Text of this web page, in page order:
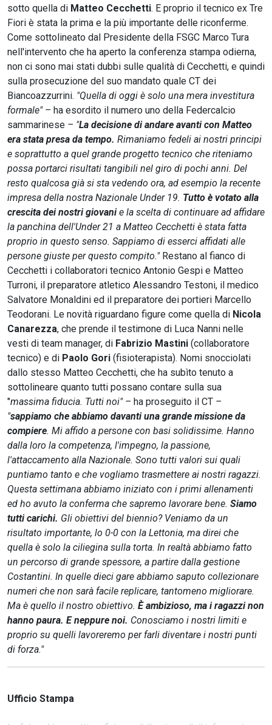
sotto quella di Matteo Cecchetti. E proprio il tecnico ex Tre
Fiori è stata la prima e la più importante delle riconferme.
Come sottolineato dal Presidente della FSGC Marco Tura
nell'intervento che ha aperto la conferenza stampa odierna,
non ci sono mai stati dubbi sulle qualità di Cecchetti, e quindi
sulla prosecuzione del suo mandato quale CT dei
Biancoazzurrini. "Quella di oggi è solo una mera investitura
formale" – ha esordito il numero uno della Federcalcio
sammarinese – "La decisione di andare avanti con Matteo
era stata presa da tempo. Rimaniamo fedeli ai nostri principi
e soprattutto a quel grande progetto tecnico che riteniamo
possa portarci risultati tangibili nel giro di pochi anni. Del
resto qualcosa già si sta vedendo ora, ad esempio la recente
impresa della nostra Nazionale Under 19. Tutto è votato alla
crescita dei nostri giovanie la scelta di continuare ad affidare
la panchina dell'Under 21 a Matteo Cecchetti è stata fatta
proprio in questo senso. Sappiamo di esserci affidati alle
persone giuste per questo compito."Restano al fianco di
Cecchetti i collaboratori tecnico Antonio Gespi e Matteo
Turroni, il preparatore atletico Alessandro Testoni, il medico
Salvatore Monaldini ed il preparatore dei portieri Marcello
Teodorani. Le novità riguardano figure come quella di Nicola
Canarezza, che prende il testimone di Luca Nanni nelle
vesti di team manager, di Fabrizio Mastini (collaboratore
tecnico) e di Paolo Gori (fisioterapista). Nomi snocciolati
dallo stesso Matteo Cecchetti, che ha subìto tenuto a
sottolineare quanto tutti possano contare sulla sua
"massima fiducia. Tutti noi" – ha proseguito il CT –
"sappiamo che abbiamo davanti una grande missione da
compiere. Mi affido a persone con basi solidissime. Hanno
dalla loro la competenza, l'impegno, la passione,
l'attaccamento alla Nazionale. Sono tutti valori sui quali
puntiamo tanto e che vogliamo trasmettere ai nostri ragazzi.
Questa settimana abbiamo iniziato con i primi allenamenti
ed ho avuto la conferma che sapremo lavorare bene. Siamo
tutti carichi. Gli obiettivi del biennio? Veniamo da un
risultato importante, lo 0-0 con la Lettonia, ma direi che
quella è solo la ciliegina sulla torta. In realtà abbiamo fatto
un percorso di grande spessore, a partire dalla gestione
Costantini. In quelle dieci gare abbiamo saputo collezionare
numeri che non sarà facile replicare, tantomeno migliorare.
Ma è quello il nostro obiettivo. È ambizioso, ma i ragazzi non
hanno paura. E neppure noi. Conosciamo i nostri limiti e
proprio su quelli lavoreremo per farli diventare i nostri punti
di forza."
Ufficio Stampa